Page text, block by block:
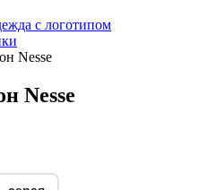
с логотипом
Nesse
Nesse